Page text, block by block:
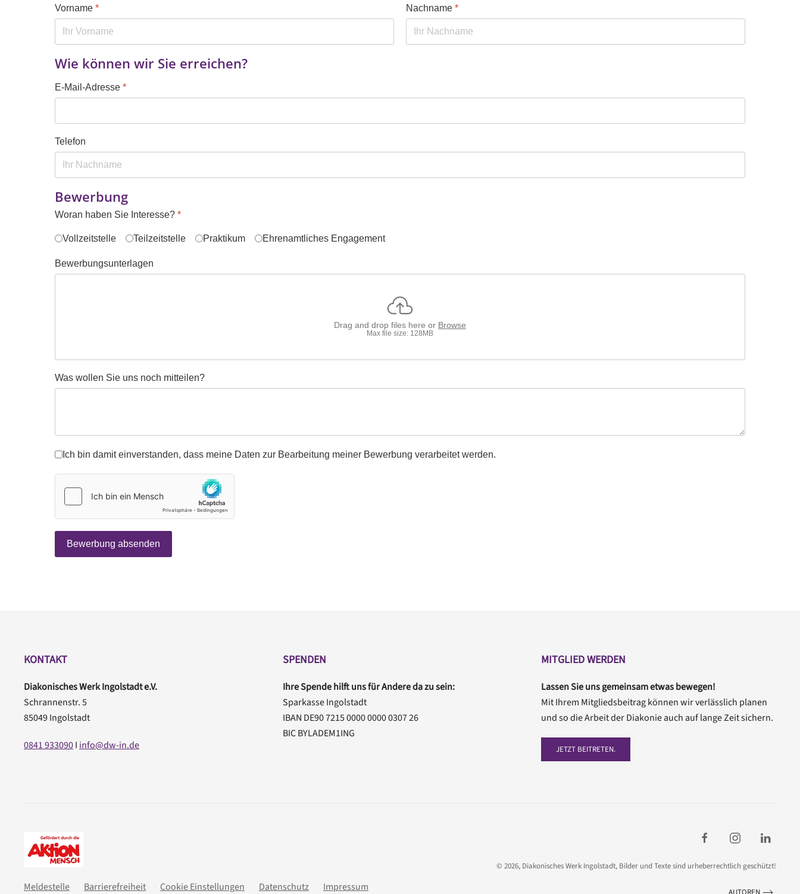
Vorname * Nachname *
Wie können wir Sie erreichen?
E-Mail-Adresse *
Telefon
Bewerbung
Woran haben Sie Interesse? *
Vollzeitstelle Teilzeitstelle Praktikum Ehrenamtliches Engagement
Bewerbungsunterlagen
Drag and drop files here or Browse
Max file size: 128MB
Was wollen Sie uns noch mitteilen?
datenschutz*
Ich bin damit einverstanden, dass meine Daten zur Bearbeitung meiner Bewerbung verarbeitet werden.
Bewerbung absenden
KONTAKT
Diakonisches Werk Ingolstadt e.V.
Schrannenstr. 5
85049 Ingolstadt
0841 933090I info@dw-in.de
SPENDEN
Ihre Spende hilft uns für Andere da zu sein:
Sparkasse Ingolstadt
IBAN DE90 7215 0000 0000 0307 26
BIC BYLADEM1ING
MITGLIED WERDEN
Lassen Sie uns gemeinsam etwas bewegen!
Mit Ihrem Mitgliedsbeitrag können wir verlässlich planen
und so die Arbeit der Diakonie auch auf lange Zeit sichern.
JETZT BEITRETEN.
Meldestelle Barrierefreiheit Cookie Einstellungen Datenschutz Impressum
© 2026, Diakonisches Werk Ingolstadt, Bilder und Texte sind urheberrechtlich geschützt!